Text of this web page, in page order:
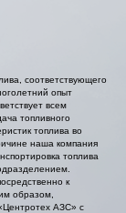
соответствующего
опыт
всем
топливного
топлива во
наша компания
топлива
к
образом,
АЗС» с